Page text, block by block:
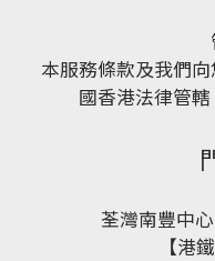
本服務條款及我們
國香港法律管
荃灣南豐中
【港